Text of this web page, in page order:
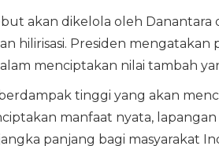
akan dikelola oleh Danantara
hilirisasi. Presiden
menciptakan nilai tambah
tinggi yang akan
manfaat nyata,
panjang bagi masyarakat